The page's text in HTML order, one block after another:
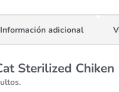
Información adicional
Sterilized Chiken